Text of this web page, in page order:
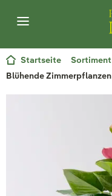
Startseite Sortiment
Blühende Zimmerpflanzen